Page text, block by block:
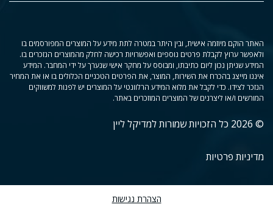
האתר הוקם מיוזמה אישית, ובין היתר במטרה לתת מידע על המוצרים המפורסמים בו
ולאפשר ערוץ לקבלת פרטים נוספים ואפשרויות רכישה לחלק מהמוצרים הנזכרים בו.
המידע שניתן נכון ליום כתיבתו, ומבוסס על מחקר אישי שנערך על ידי המחבר. המידע
איננו מייצג בהכרח את השירות, המוצר, את הפרטים הטכניים הכלולים בו או את המחיר
הנזכר לצידו. כדי לקבל את מלוא המידע הרלוונטי על המוצרים יש לפנות למשווקים
המורשים ו/או ליצרנים של המוצרים המוזכרים באתר.
© 2026 כל הזכויות שמורות למדיקל ליין
מדיניות פרטיות
הצהרת נגישות